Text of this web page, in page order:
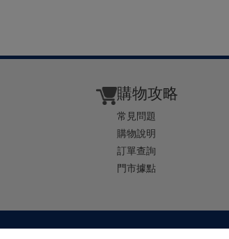
購物攻略
常見問題
購物說明
訂單查詢
門市據點